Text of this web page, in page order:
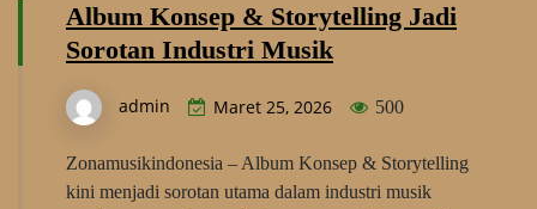
Album Konsep & Storytelling Jadi
Sorotan Industri Musik
admin Maret 25, 2026 500
Zonamusikindonesia – Album Konsep & Storytelling
kini menjadi sorotan utama dalam industri musik